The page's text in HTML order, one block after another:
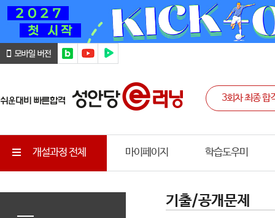
개설과정 전체 마이페이지 학습도우미
기출/공개문제